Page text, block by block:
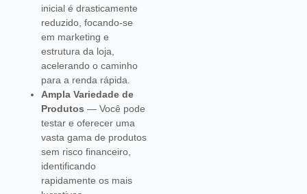
inicial é drasticamente
reduzido, focando-se
em marketing e
estrutura da loja,
acelerando o caminho
para a renda rápida.
Ampla Variedade de
Produtos — Você pode
testar e oferecer uma
vasta gama de produtos
sem risco financeiro,
identificando
rapidamente os mais